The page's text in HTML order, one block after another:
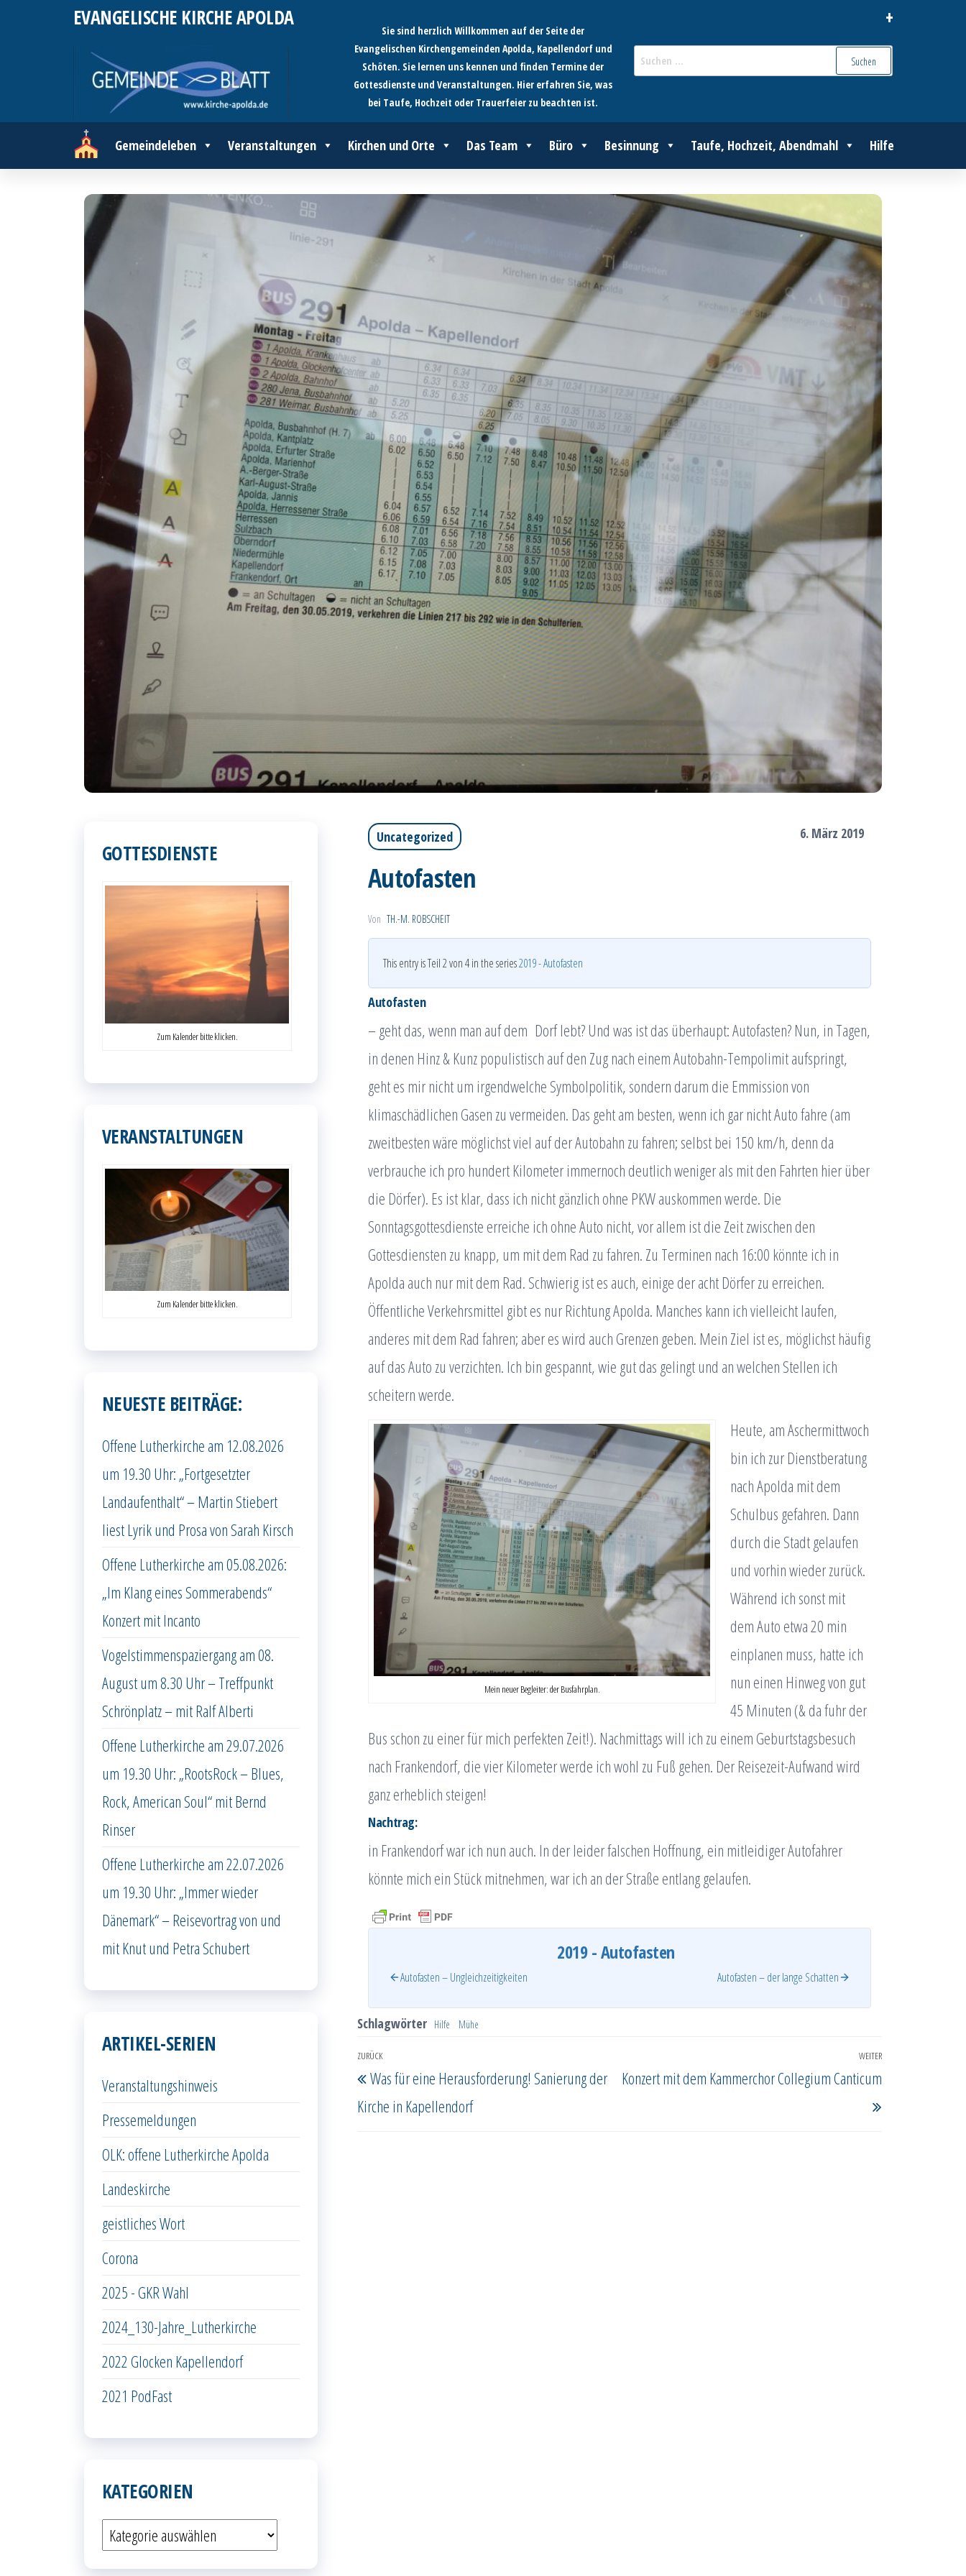
EVANGELISCHE KIRCHE APOLDA
Sie sind herzlich Willkommen auf der Seite der
Evangelischen Kirchengemeinden Apolda, Kapellendorf und
Schöten. Sie lernen uns kennen und finden Termine der
Gottesdienste und Veranstaltungen. Hier erfahren Sie, was
bei Taufe, Hochzeit oder Trauerfeier zu beachten ist.
+
nach:
Gemeindeleben Veranstaltungen Kirchen und Orte Das Team Büro Besinnung Taufe, Hochzeit, Abendmahl Hilfe
Uncategorized 6. März 2019
Autofasten
Von TH.-M. ROBSCHEIT
This entry is Teil 2 von 4 in the series2019 - Autofasten
Autofasten
– geht das, wenn man auf dem Dorf lebt? Und was ist das überhaupt: Autofasten? Nun, in Tagen,
in denen Hinz & Kunz populistisch auf den Zug nach einem Autobahn-Tempolimit aufspringt,
geht es mir nicht um irgendwelche Symbolpolitik, sondern darum die Emmission von
klimaschädlichen Gasen zu vermeiden. Das geht am besten, wenn ich gar nicht Auto fahre (am
zweitbesten wäre möglichst viel auf der Autobahn zu fahren; selbst bei 150 km/h, denn da
verbrauche ich pro hundert Kilometer immernoch deutlich weniger als mit den Fahrten hier über
die Dörfer). Es ist klar, dass ich nicht gänzlich ohne PKW auskommen werde. Die
Sonntagsgottesdienste erreiche ich ohne Auto nicht, vor allem ist die Zeit zwischen den
Gottesdiensten zu knapp, um mit dem Rad zu fahren. Zu Terminen nach 16:00 könnte ich in
Apolda auch nur mit dem Rad. Schwierig ist es auch, einige der acht Dörfer zu erreichen.
Öffentliche Verkehrsmittel gibt es nur Richtung Apolda. Manches kann ich vielleicht laufen,
anderes mit dem Rad fahren; aber es wird auch Grenzen geben. Mein Ziel ist es, möglichst häufig
auf das Auto zu verzichten. Ich bin gespannt, wie gut das gelingt und an welchen Stellen ich
scheitern werde.
Mein neuer Begleiter: der Busfahrplan.
Heute, am Aschermittwoch
bin ich zur Dienstberatung
nach Apolda mit dem
Schulbus gefahren. Dann
durch die Stadt gelaufen
und vorhin wieder zurück.
Während ich sonst mit
dem Auto etwa 20 min
einplanen muss, hatte ich
nun einen Hinweg von gut
45 Minuten (& da fuhr der
Bus schon zu einer für mich perfekten Zeit!). Nachmittags will ich zu einem Geburtstagsbesuch
nach Frankendorf, die vier Kilometer werde ich wohl zu Fuß gehen. Der Reisezeit-Aufwand wird
ganz erheblich steigen!
Nachtrag:
in Frankendorf war ich nun auch. In der leider falschen Hoffnung, ein mitleidiger Autofahrer
könnte mich ein Stück mitnehmen, war ich an der Straße entlang gelaufen.
2019 - Autofasten
Autofasten – Ungleichzeitigkeiten Autofasten – der lange Schatten
Schlagwörter Hilfe Mühe
Beitragsnavigation
Vorheriger
Beitrag
ZURÜCK
Was für eine Herausforderung! Sanierung der
Kirche in Kapellendorf
Nächster
WEITER
Konzert mit dem Kammerchor Collegium Canticum
GOTTESDIENSTE
Zum Kalender bitte klicken.
VERANSTALTUNGEN
Zum Kalender bitte klicken.
NEUESTE BEITRÄGE:
Offene Lutherkirche am 12.08.2026
um 19.30 Uhr: „Fortgesetzter
Landaufenthalt“ – Martin Stiebert
liest Lyrik und Prosa von Sarah Kirsch
Offene Lutherkirche am 05.08.2026:
„Im Klang eines Sommerabends“
Konzert mit Incanto
Vogelstimmenspaziergang am 08.
August um 8.30 Uhr – Treffpunkt
Schrönplatz – mit Ralf Alberti
Offene Lutherkirche am 29.07.2026
um 19.30 Uhr: „RootsRock – Blues,
Rock, American Soul“ mit Bernd
Rinser
Offene Lutherkirche am 22.07.2026
um 19.30 Uhr: „Immer wieder
Dänemark“ – Reisevortrag von und
mit Knut und Petra Schubert
ARTIKEL-SERIEN
Veranstaltungshinweis
Pressemeldungen
OLK: offene Lutherkirche Apolda
Landeskirche
geistliches Wort
Corona
2025 - GKR Wahl
2024_130-Jahre_Lutherkirche
2022 Glocken Kapellendorf
2021 PodFast
KATEGORIEN
Kategorien